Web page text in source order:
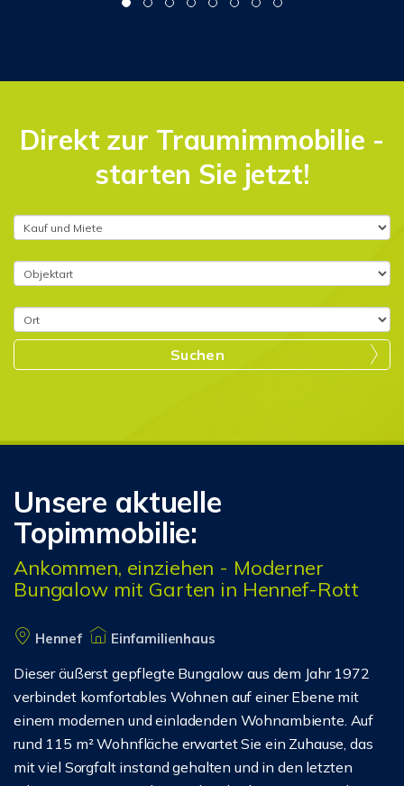
Direkt zur Traumimmobilie -
starten Sie jetzt!
Suchen
Unsere aktuelle
Topimmobilie:
Ankommen, einziehen - Moderner
Bungalow mit Garten in Hennef-Rott
Hennef Einfamilienhaus
Dieser äußerst gepflegte Bungalow aus dem Jahr 1972
verbindet komfortables Wohnen auf einer Ebene mit
einem modernen und einladenden Wohnambiente. Auf
rund 115 m² Wohnfläche erwartet Sie ein Zuhause, das
mit viel Sorgfalt instand gehalten und in den letzten